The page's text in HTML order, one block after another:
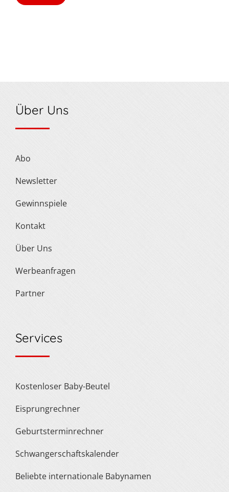
Über Uns
Abo
Newsletter
Gewinnspiele
Kontakt
Über Uns
Werbeanfragen
Partner
Services
Kostenloser Baby-Beutel
Eisprungrechner
Geburtsterminrechner
Schwangerschaftskalender
Beliebte internationale Babynamen